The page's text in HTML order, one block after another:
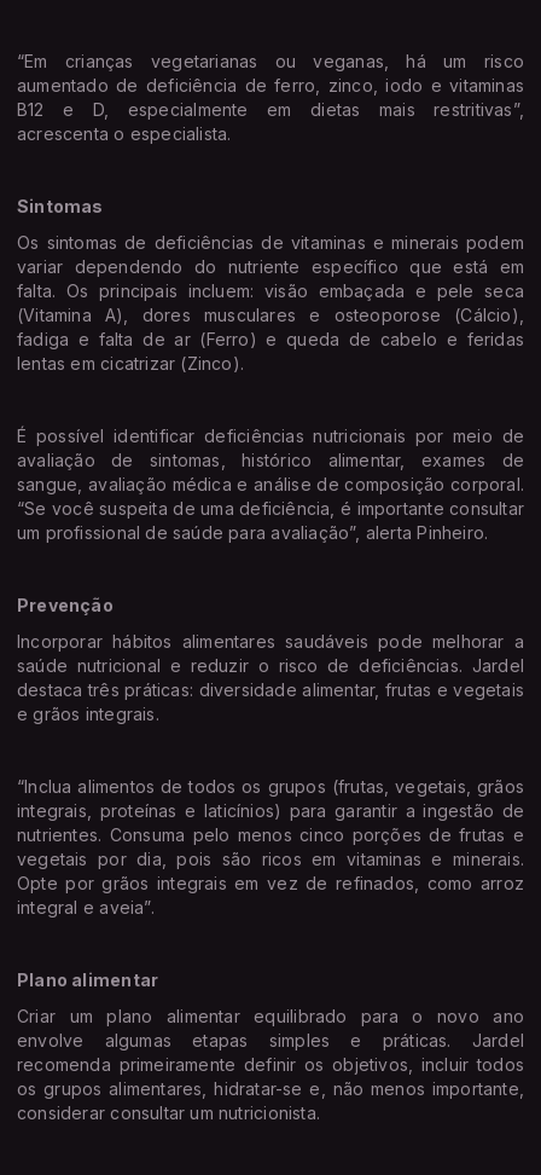
“Em crianças vegetarianas ou veganas, há um risco
aumentado de deficiência de ferro, zinco, iodo e vitaminas
B12 e D, especialmente em dietas mais restritivas”,
acrescenta o especialista.
Sintomas
Os sintomas de deficiências de vitaminas e minerais podem
variar dependendo do nutriente específico que está em
falta. Os principais incluem: visão embaçada e pele seca
(Vitamina A), dores musculares e osteoporose (Cálcio),
fadiga e falta de ar (Ferro) e queda de cabelo e feridas
lentas em cicatrizar (Zinco).
É possível identificar deficiências nutricionais por meio de
avaliação de sintomas, histórico alimentar, exames de
sangue, avaliação médica e análise de composição corporal.
“Se você suspeita de uma deficiência, é importante consultar
um profissional de saúde para avaliação”, alerta Pinheiro.
Prevenção
Incorporar hábitos alimentares saudáveis pode melhorar a
saúde nutricional e reduzir o risco de deficiências. Jardel
destaca três práticas: diversidade alimentar, frutas e vegetais
e grãos integrais.
“Inclua alimentos de todos os grupos (frutas, vegetais, grãos
integrais, proteínas e laticínios) para garantir a ingestão de
nutrientes. Consuma pelo menos cinco porções de frutas e
vegetais por dia, pois são ricos em vitaminas e minerais.
Opte por grãos integrais em vez de refinados, como arroz
integral e aveia”.
Plano alimentar
Criar um plano alimentar equilibrado para o novo ano
envolve algumas etapas simples e práticas. Jardel
recomenda primeiramente definir os objetivos, incluir todos
os grupos alimentares, hidratar-se e, não menos importante,
considerar consultar um nutricionista.